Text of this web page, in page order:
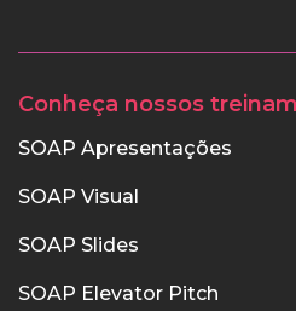
Conheça nossos
SOAP Apresentações
SOAP Visual
SOAP Slides
SOAP Elevator Pitch